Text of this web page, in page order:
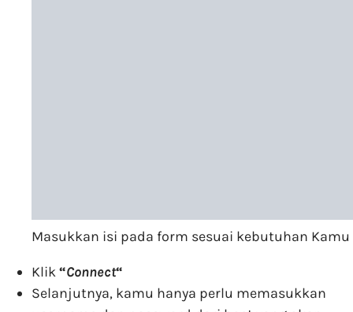
Masukkan isi pada form sesuai kebutuhan Kamu
Klik“Connect“
Selanjutnya, kamu hanya perlu memasukkan